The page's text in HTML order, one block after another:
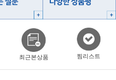
최근본상품 찜리스트